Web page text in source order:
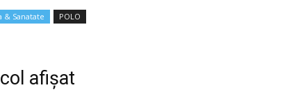
–
& Sanatate POLO
afișat